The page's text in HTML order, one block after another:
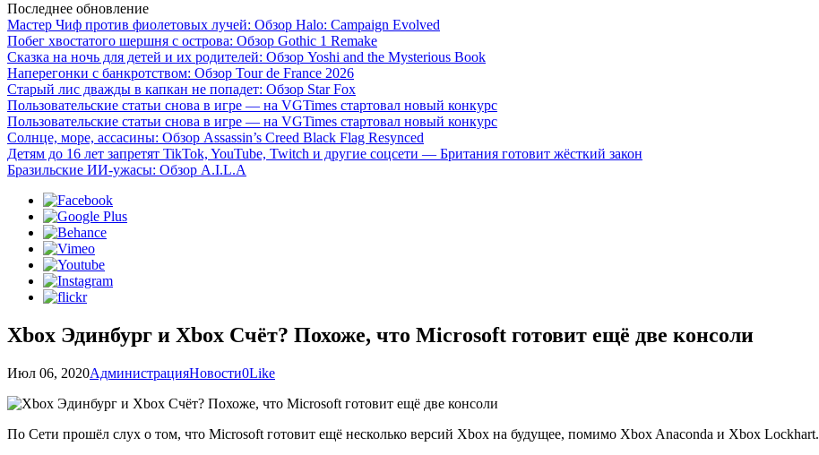
Последнее обновление
Мастер Чиф против фиолетовых лучей: Обзор Halo: Campaign Evolved
Побег хвостатого шершня с острова: Обзор Gothic 1 Remake
Сказка на ночь для детей и их родителей: Обзор Yoshi and the Mysterious Book
Наперегонки с банкротством: Обзор Tour de France 2026
Старый лис дважды в капкан не попадет: Обзор Star Fox
Пользовательские статьи снова в игре — на VGTimes стартовал новый конкурс
Пользовательские статьи снова в игре — на VGTimes стартовал новый конкурс
Солнце, море, ассасины: Обзор Assassin’s Creed Black Flag Resynced
Детям до 16 лет запретят TikTok, YouTube, Twitch и другие соцсети — Британия готовит жёсткий закон
Бразильские ИИ-ужасы: Обзор A.I.L.A
Xbox Эдинбург и Xbox Счёт? Похоже, что Microsoft готовит ещё две консоли
Июл 06, 2020АдминистрацияНовости0Like
По Сети прошёл слух о том, что Microsoft готовит ещё несколько версий Xbox на будущее, помимо Xbox Anaconda и Xbox Lockhart.